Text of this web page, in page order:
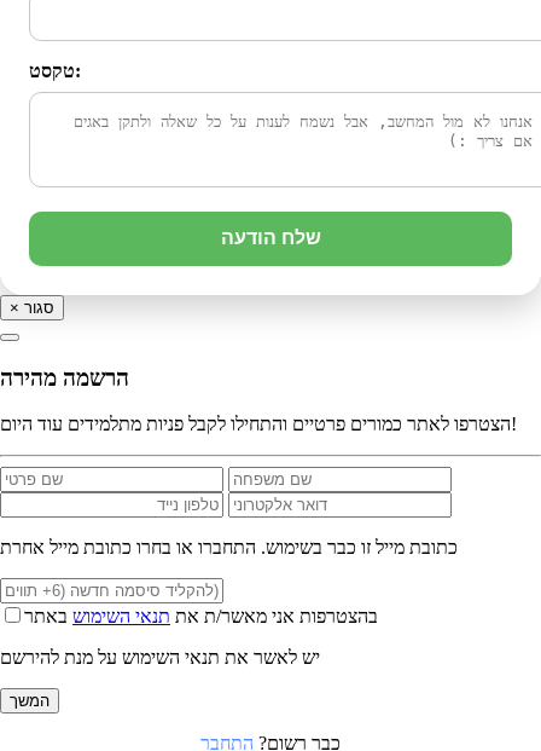
טקסט:
שלח הודעה
× סגור
הרשמה מהירה
הצטרפו לאתר כמורים פרטיים והתחילו לקבל פניות מתלמידים עוד היום!
כתובת מייל זו כבר בשימוש. התחברו או בחרו כתובת מייל אחרת
בהצטרפות אני מאשר/ת את תנאי השימוש באתר
יש לאשר את תנאי השימוש על מנת להירשם
המשך
כבר רשום? התחבר